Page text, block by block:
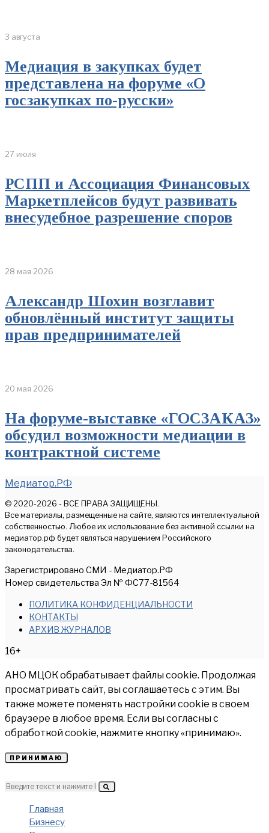
3 августа
Медиация в закупках будет
представлена на форуме «О
госзакупках по-русски»
27 июля
РСПП и Ассоциация Финансовых
Маркетплейсов будут развивать
внесудебное разрешение споров
28 мая 2026
Александр Шохин возглавит
обновлённый институт защиты
прав предпринимателей
20 мая 2026
На форуме-выставке «ГОСЗАКАЗ»
обсудил возможности медиации в
контрактной системе
Медиатор.РФ
© 2020-2026 - ВСЕ ПРАВА ЗАЩИЩЕНЫ.
Все материалы, размещенные на сайте, являются интеллектуальной
собственностью. Любое их использование без активной ссылки на
медиатор.рф будет являться нарушением Российского
законодательства.
Зарегистрировано СМИ - Медиатор.РФ
Номер свидетельства Эл № ФС77-81564
ПОЛИТИКА КОНФИДЕНЦИАЛЬНОСТИ
КОНТАКТЫ
АРХИВ ЖУРНАЛОВ
16+
АНО МЦОК обрабатывает файлы cookie. Продолжая
просматривать сайт, вы соглашаетесь с этим. Вы
также можете поменять настройки cookie в своем
браузере в любое время. Если вы согласны с
обработкой cookie, нажмите кнопку «принимаю».
ПРИНИМАЮ
Главная
Бизнесу